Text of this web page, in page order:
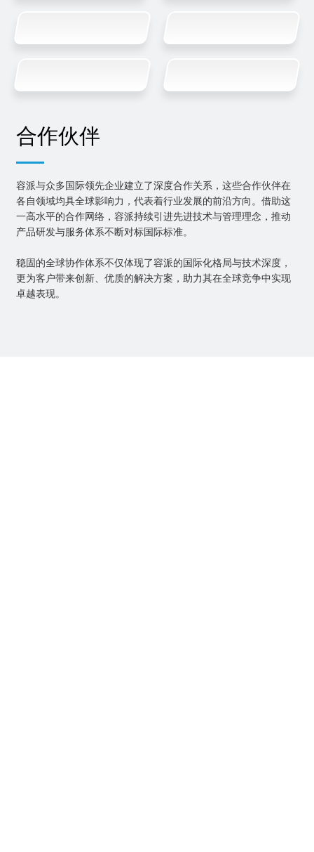
合作伙伴
容派与众多国际领先企业建立了深度合作关系，这些合作伙伴在
各自领域均具全球影响力，代表着行业发展的前沿方向。借助这
一高水平的合作网络，容派持续引进先进技术与管理理念，推动
产品研发与服务体系不断对标国际标准。
稳固的全球协作体系不仅体现了容派的国际化格局与技术深度，
更为客户带来创新、优质的解决方案，助力其在全球竞争中实现
卓越表现。